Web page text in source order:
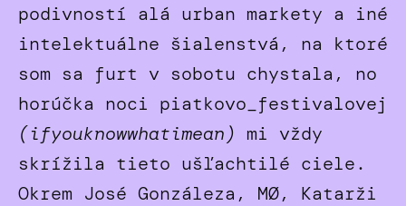
podivností alá urban markety a iné
intelektuálne šialenstvá, na ktoré
som sa furt v sobotu chystala, no
horúčka noci piatkovo_festivalovej
(ifyouknowwhatimean) mi vždy
skrížila tieto ušľachtilé ciele.
Okrem José Gonzáleza, MØ, Katarži